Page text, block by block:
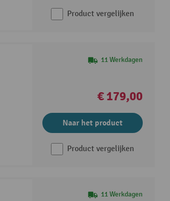
Product vergelijken
11 Werkdagen
€ 179,00
Naar het product
Product vergelijken
11 Werkdagen